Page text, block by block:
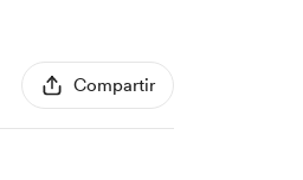
Compartir